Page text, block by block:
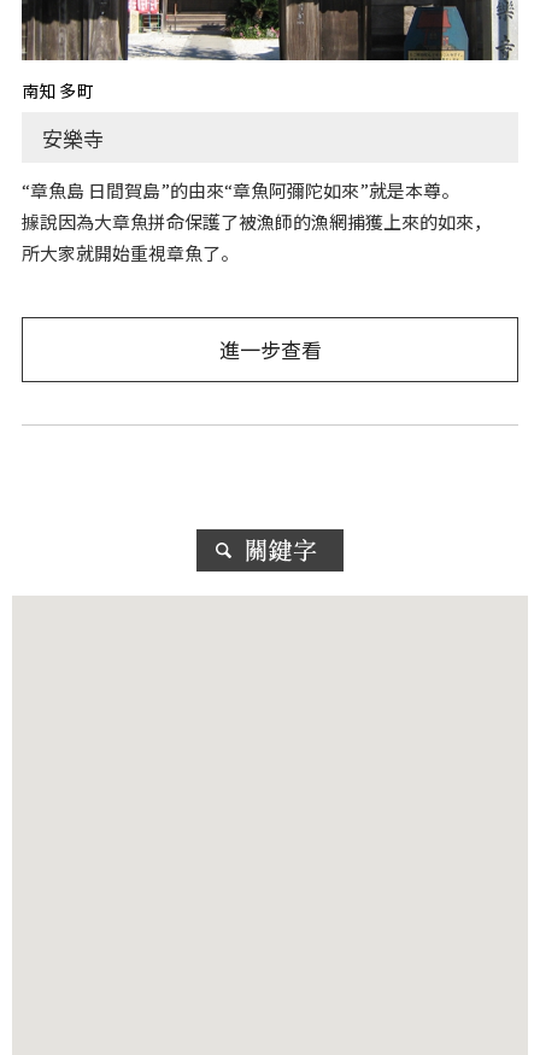
南知多町
安樂寺
“章魚島 日間賀島”的由來“章魚阿彌陀如來”就是本尊。
據說因為大章魚拼命保護了被漁師的漁網捕獲上來的如來，
所大家就開始重視章魚了。
進一步查看